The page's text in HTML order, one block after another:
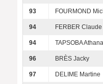
93 FOURMOND
94 FERBER Claude
94 TAPSOBA
96 BRÈS Jacky
97 DELIME Martine